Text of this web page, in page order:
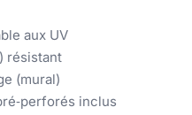
aux UV
résistant
(mural)
inclus